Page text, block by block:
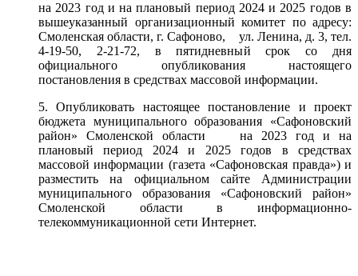
на 2023 год и на плановый период 2024 и 2025 годов в
вышеуказанный организационный комитет по адресу:
Смоленская области, г. Сафоново, ул. Ленина, д. 3, тел.
4-19-50, 2-21-72, в пятидневный срок со дня
официального опубликования настоящего
постановления в средствах массовой информации.
5. Опубликовать настоящее постановление и проект
бюджета муниципального образования «Сафоновский
район» Смоленской области на 2023 год и на
плановый период 2024 и 2025 годов в средствах
массовой информации (газета «Сафоновская правда») и
разместить на официальном сайте Администрации
муниципального образования «Сафоновский район»
Смоленской области в информационно-
телекоммуникационной сети Интернет.